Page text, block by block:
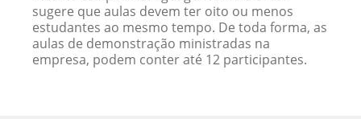
sugere que aulas devem ter oito ou menos
estudantes ao mesmo tempo. De toda forma, as
aulas de demonstração ministradas na
empresa, podem conter até 12 participantes.